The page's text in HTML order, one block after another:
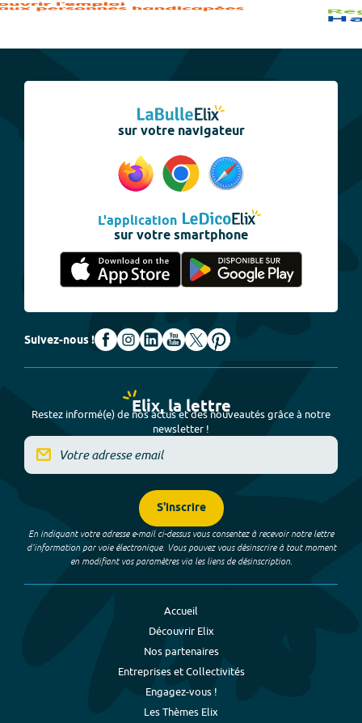
sur votre navigateur
L'application
sur votre smartphone
Suivez-nous !
Elix, la lettre
Restez informé(e) de nos actus et des nouveautés grâce à notre
newsletter !
S'inscrire
En indiquant votre adresse e-mail ci-dessus vous consentez à recevoir notre lettre
d’information par voie électronique. Vous pouvez vous désinscrire à tout moment
en modifiant vos paramètres via les liens de désinscription.
Accueil
Découvrir Elix
Nos partenaires
Entreprises et Collectivités
Engagez-vous !
Les Thèmes Elix